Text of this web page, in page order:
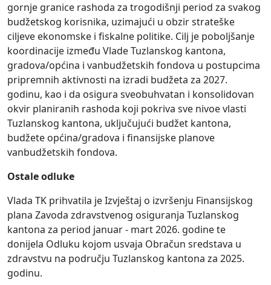
gornje granice rashoda za trogodišnji period za svakog
budžetskog korisnika, uzimajući u obzir strateške
ciljeve ekonomske i fiskalne politike. Cilj je poboljšanje
koordinacije između Vlade Tuzlanskog kantona,
gradova/općina i vanbudžetskih fondova u postupcima
pripremnih aktivnosti na izradi budžeta za 2027.
godinu, kao i da osigura sveobuhvatan i konsolidovan
okvir planiranih rashoda koji pokriva sve nivoe vlasti
Tuzlanskog kantona, uključujući budžet kantona,
budžete općina/gradova i finansijske planove
vanbudžetskih fondova.
Ostale odluke
Vlada TK prihvatila je Izvještaj o izvršenju Finansijskog
plana Zavoda zdravstvenog osiguranja Tuzlanskog
kantona za period januar - mart 2026. godine te
donijela Odluku kojom usvaja Obračun sredstava u
zdravstvu na području Tuzlanskog kantona za 2025.
godinu.